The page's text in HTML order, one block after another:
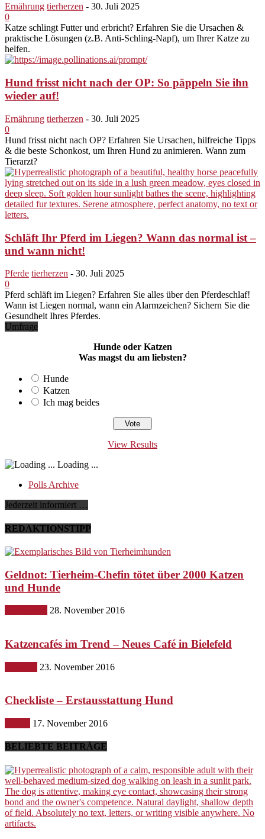
Ernährung tierherzen - 30. Juli 2025
0
Katze schlingt Futter und erbricht? Erfahren Sie die Ursachen &
praktische Lösungen (z.B. Anti-Schling-Napf), um Ihrer Katze zu
helfen.
Hund frisst nicht nach der OP: So päppeln Sie ihn
wieder auf!
Ernährung tierherzen - 30. Juli 2025
0
Hund frisst nicht nach OP? Erfahren Sie Ursachen, hilfreiche Tipps
& die beste Schonkost, um Ihren Hund zu animieren. Wann zum
Tierarzt?
Schläft Ihr Pferd im Liegen? Wann das normal ist –
und wann nicht!
Pferde tierherzen - 30. Juli 2025
0
Pferd schläft im Liegen? Erfahren Sie alles über den Pferdeschlaf!
Wann ist Liegen normal, wann ein Alarmzeichen? Sichern Sie die
Gesundheit Ihres Pferdes.
Umfrage
Hunde oder Katzen
Was magst du am liebsten?
Hunde
Katzen
Ich mag beides
View Results
Loading ...
Polls Archive
Jederzeit informiert …
REDAKTIONSTIPP
Geldnot: Tierheim-Chefin tötet über 2000 Katzen
und Hunde
28. November 2016
Katzencafés im Trend – Neues Café in Bielefeld
23. November 2016
Checkliste – Erstausstattung Hund
17. November 2016
BELIEBTE BEITRÄGE